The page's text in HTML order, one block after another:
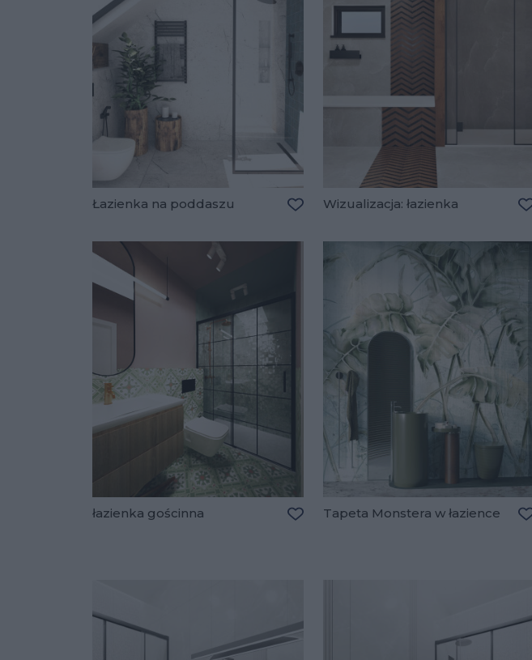
Łazienka na poddaszu Wizualizacja: łazienka
łazienka gościnna Tapeta Monstera w łazience